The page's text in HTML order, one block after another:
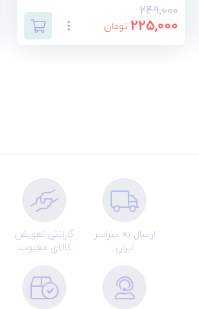
249,000
225,000 تومان
ارسال به سراسر
ایران
گارانتی تعویض
کالای معیوب